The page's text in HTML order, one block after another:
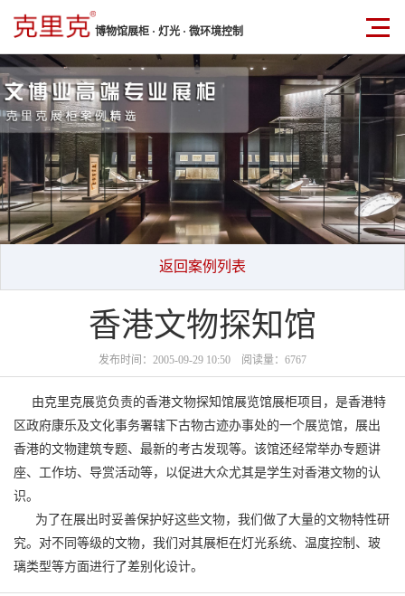
博物馆展柜 · 灯光 · 微环境控制
返回案例列表
香港文物探知馆
发布时间：2005-09-29 10:50 阅读量：6767
由克里克展览负责的香港文物探知馆展览馆展柜项目，是香港特
区政府康乐及文化事务署辖下古物古迹办事处的一个展览馆，展出
香港的文物建筑专题、最新的考古发现等。该馆还经常举办专题讲
座、工作坊、导赏活动等，以促进大众尤其是学生对香港文物的认
识。
为了在展出时妥善保护好这些文物，我们做了大量的文物特性研
究。对不同等级的文物，我们对其展柜在灯光系统、温度控制、玻
璃类型等方面进行了差别化设计。